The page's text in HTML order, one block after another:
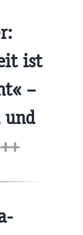
ist
–
und